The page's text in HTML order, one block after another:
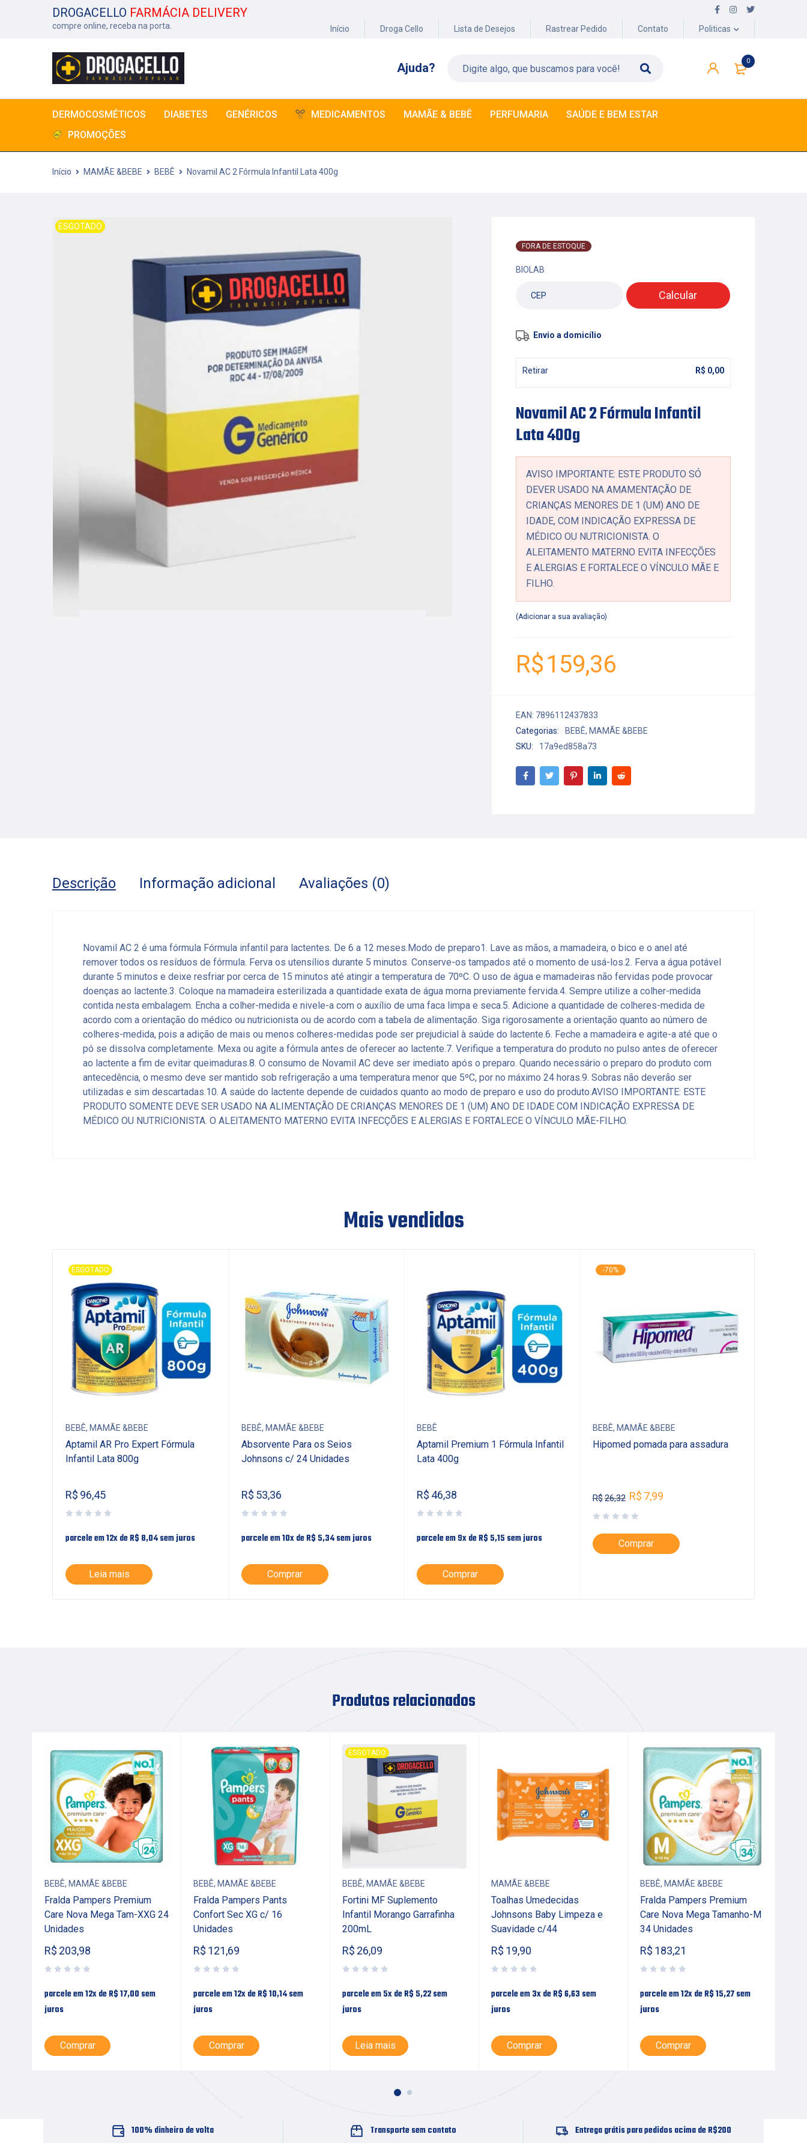
DROGACELLO FARMÁCIA DELIVERY
compre online, receba na porta. Início Droga Cello Lista de Desejos Rastrear Pedido Contato Politicas
0
Ajuda?
DERMOCOSMÉTICOS DIABETES GENÉRICOS MEDICAMENTOS MAMÃE & BEBÊ PERFUMARIA
SAÚDE E BEM ESTAR
PROMOÇÕES
Início MAMÃE &BEBE BEBÊ Novamil AC 2 Fórmula Infantil Lata 400g
ESGOTADO
FORA DE ESTOQUE
BIOLAB
Calcular
Envio a domicílio
Retirar R$ 0,00
Novamil AC 2 Fórmula Infantil
Lata 400g
AVISO IMPORTANTE: ESTE PRODUTO SÓ
DEVER USADO NA AMAMENTAÇÃO DE
CRIANÇAS MENORES DE 1 (UM) ANO DE
IDADE, COM INDICAÇÃO EXPRESSA DE
MÉDICO OU NUTRICIONISTA. O
ALEITAMENTO MATERNO EVITA INFECÇÕES
E ALERGIAS E FORTALECE O VÍNCULO MÃE E
FILHO.
Adicionar a sua avaliação
R$159,36
EAN: 7896112437833
Categorias:
BEBÊ, MAMÃE &BEBE
SKU:
17a9ed858a73
Descrição Informação adicional Avaliações (0)
Novamil AC 2 é uma fórmula Fórmula infantil para lactentes. De 6 a 12 meses.Modo de preparo1. Lave as mãos, a mamadeira, o bico e o anel até
remover todos os resíduos de fórmula. Ferva os utensílios durante 5 minutos. Conserve-os tampados até o momento de usá-los.2. Ferva a água potável
durante 5 minutos e deixe resfriar por cerca de 15 minutos até atingir a temperatura de 70ºC. O uso de água e mamadeiras não fervidas pode provocar
doenças ao lactente.3. Coloque na mamadeira esterilizada a quantidade exata de água morna previamente fervida.4. Sempre utilize a colher-medida
contida nesta embalagem. Encha a colher-medida e nivele-a com o auxílio de uma faca limpa e seca.5. Adicione a quantidade de colheres-medida de
acordo com a orientação do médico ou nutricionista ou de acordo com a tabela de alimentação. Siga rigorosamente a orientação quanto ao número de
colheres-medida, pois a adição de mais ou menos colheres-medidas pode ser prejudicial à saúde do lactente.6. Feche a mamadeira e agite-a até que o
pó se dissolva completamente. Mexa ou agite a fórmula antes de oferecer ao lactente.7. Verifique a temperatura do produto no pulso antes de oferecer
ao lactente a fim de evitar queimaduras.8. O consumo de Novamil AC deve ser imediato após o preparo. Quando necessário o preparo do produto com
antecedência, o mesmo deve ser mantido sob refrigeração a uma temperatura menor que 5ºC, por no máximo 24 horas.9. Sobras não deverão ser
utilizadas e sim descartadas.10. A saúde do lactente depende de cuidados quanto ao modo de preparo e uso do produto.AVISO IMPORTANTE: ESTE
PRODUTO SOMENTE DEVE SER USADO NA ALIMENTAÇÃO DE CRIANÇAS MENORES DE 1 (UM) ANO DE IDADE COM INDICAÇÃO EXPRESSA DE
MÉDICO OU NUTRICIONISTA. O ALEITAMENTO MATERNO EVITA INFECÇÕES E ALERGIAS E FORTALECE O VÍNCULO MÃE-FILHO.
Mais vendidos
ESGOTADO
BEBÊ, MAMÃE &BEBE
Aptamil AR Pro Expert Fórmula
Infantil Lata 800g
R$ 96,45
parcele em 12x deR$ 8,04sem juros
Leia mais
BEBÊ, MAMÃE &BEBE
Absorvente Para os Seios
Johnsons c/ 24 Unidades
R$ 53,36
parcele em 10x deR$ 5,34sem juros
Comprar
BEBÊ
Aptamil Premium 1 Fórmula Infantil
Lata 400g
R$ 46,38
parcele em 9x deR$ 5,15 sem juros
Comprar
-70%
BEBÊ, MAMÃE &BEBE
Hipomed pomada para assadura
R$26,32 R$ 7,99
Comprar
Produtos relacionados
BEBÊ, MAMÃE &BEBE
Fralda Pampers Premium
Care Nova Mega Tam-XXG 24
Unidades
R$ 203,98
parcele em 12x deR$17,00 sem
juros
Comprar
BEBÊ, MAMÃE &BEBE
Fralda Pampers Pants
Confort Sec XG c/ 16
Unidades
R$ 121,69
parcele em 12x deR$10,14sem
juros
Comprar
ESGOTADO
BEBÊ, MAMÃE &BEBE
Fortini MF Suplemento
Infantil Morango Garrafinha
200mL
R$ 26,09
parcele em 5x deR$ 5,22sem
juros
Leia mais
MAMÃE &BEBE
Toalhas Umedecidas
Johnsons Baby Limpeza e
Suavidade c/44
R$ 19,90
parcele em 3x deR$6,63 sem
juros
Comprar
BEBÊ, MAMÃE &BEBE
Fralda Pampers Premium
Care Nova Mega Tamanho-M
34 Unidades
R$ 183,21
parcele em 12x deR$15,27sem
juros
Comprar
100% dinheiro de volta Transporte sem contato Entrega grátis para pedidos acima de R$200